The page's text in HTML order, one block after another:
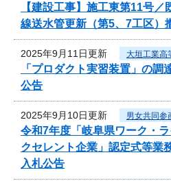
【建設工事】施工東第11号
線送水管更新（第5、7工区）
2025年9月11日更新 大垣工業高
「プロダクト実習装置」の調
公告
2025年9月10日更新 男女共同参
令和7年度「岐阜県ワーク・
クセレント企業」認定式等業
入札公告